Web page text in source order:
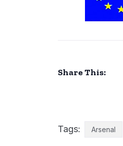
Share This:
Tags: Arsenal